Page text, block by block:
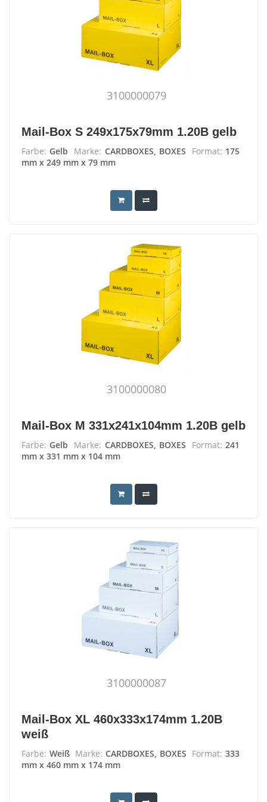
3100000079
Mail-Box S 249x175x79mm 1.20B gelb
Farbe: Gelb Marke: CARDBOXES, BOXES Format: 175
mm x 249 mm x 79 mm
3100000080
Mail-Box M 331x241x104mm 1.20B gelb
Farbe: Gelb Marke: CARDBOXES, BOXES Format:241
mm x 331 mm x 104 mm
3100000087
Mail-Box XL 460x333x174mm 1.20B
weiß
Farbe: Weiß Marke:CARDBOXES, BOXES Format:333
mm x 460 mm x 174 mm